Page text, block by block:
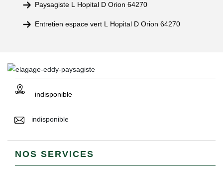
Paysagiste L Hopital D Orion 64270
Entretien espace vert L Hopital D Orion 64270
indisponible
indisponible
NOS SERVICES